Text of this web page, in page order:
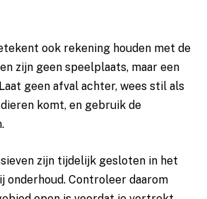
ook rekening houden met de
zijn geen speelplaats, maar een
geen afval achter, wees stil als
komt, en gebruik de
zijn tijdelijk gesloten in het
onderhoud. Controleer daarom